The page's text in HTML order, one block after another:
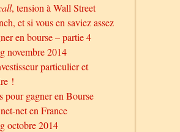
, tension à Wall Street
et si vous en saviez assez
en bourse – partie 4
novembre 2014
particulier et
!
pour gagner en Bourse
net en France
octobre 2014